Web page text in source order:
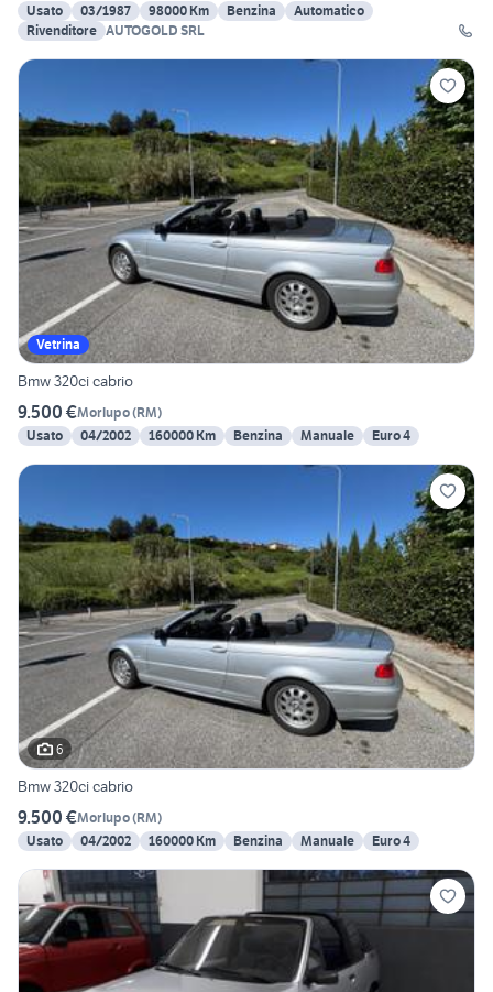
Usato
03/1987 98000 Km Benzina
Automatico
Rivenditore AUTOGOLD SRL
Vetrina
Bmw 320ci cabrio
9.500 €Morlupo(RM)
Usato
04/2002 160000 Km Benzina Manuale Euro 4
6
Bmw 320ci cabrio
9.500 €Morlupo(RM)
Usato
04/2002 160000 Km Benzina Manuale Euro 4